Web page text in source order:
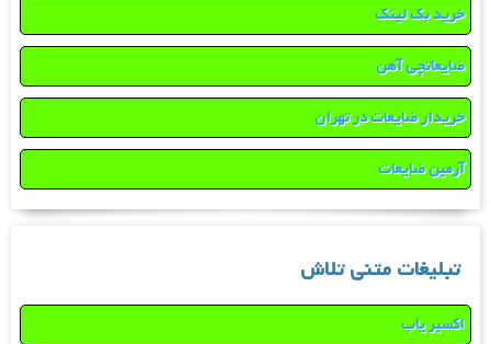
خرید بک لینک
ضایعاتچی آهن
خریدار ضایعات در تهران
آرمین ضایعات
تبلیغات متنی تلاش
اکسیر یاب